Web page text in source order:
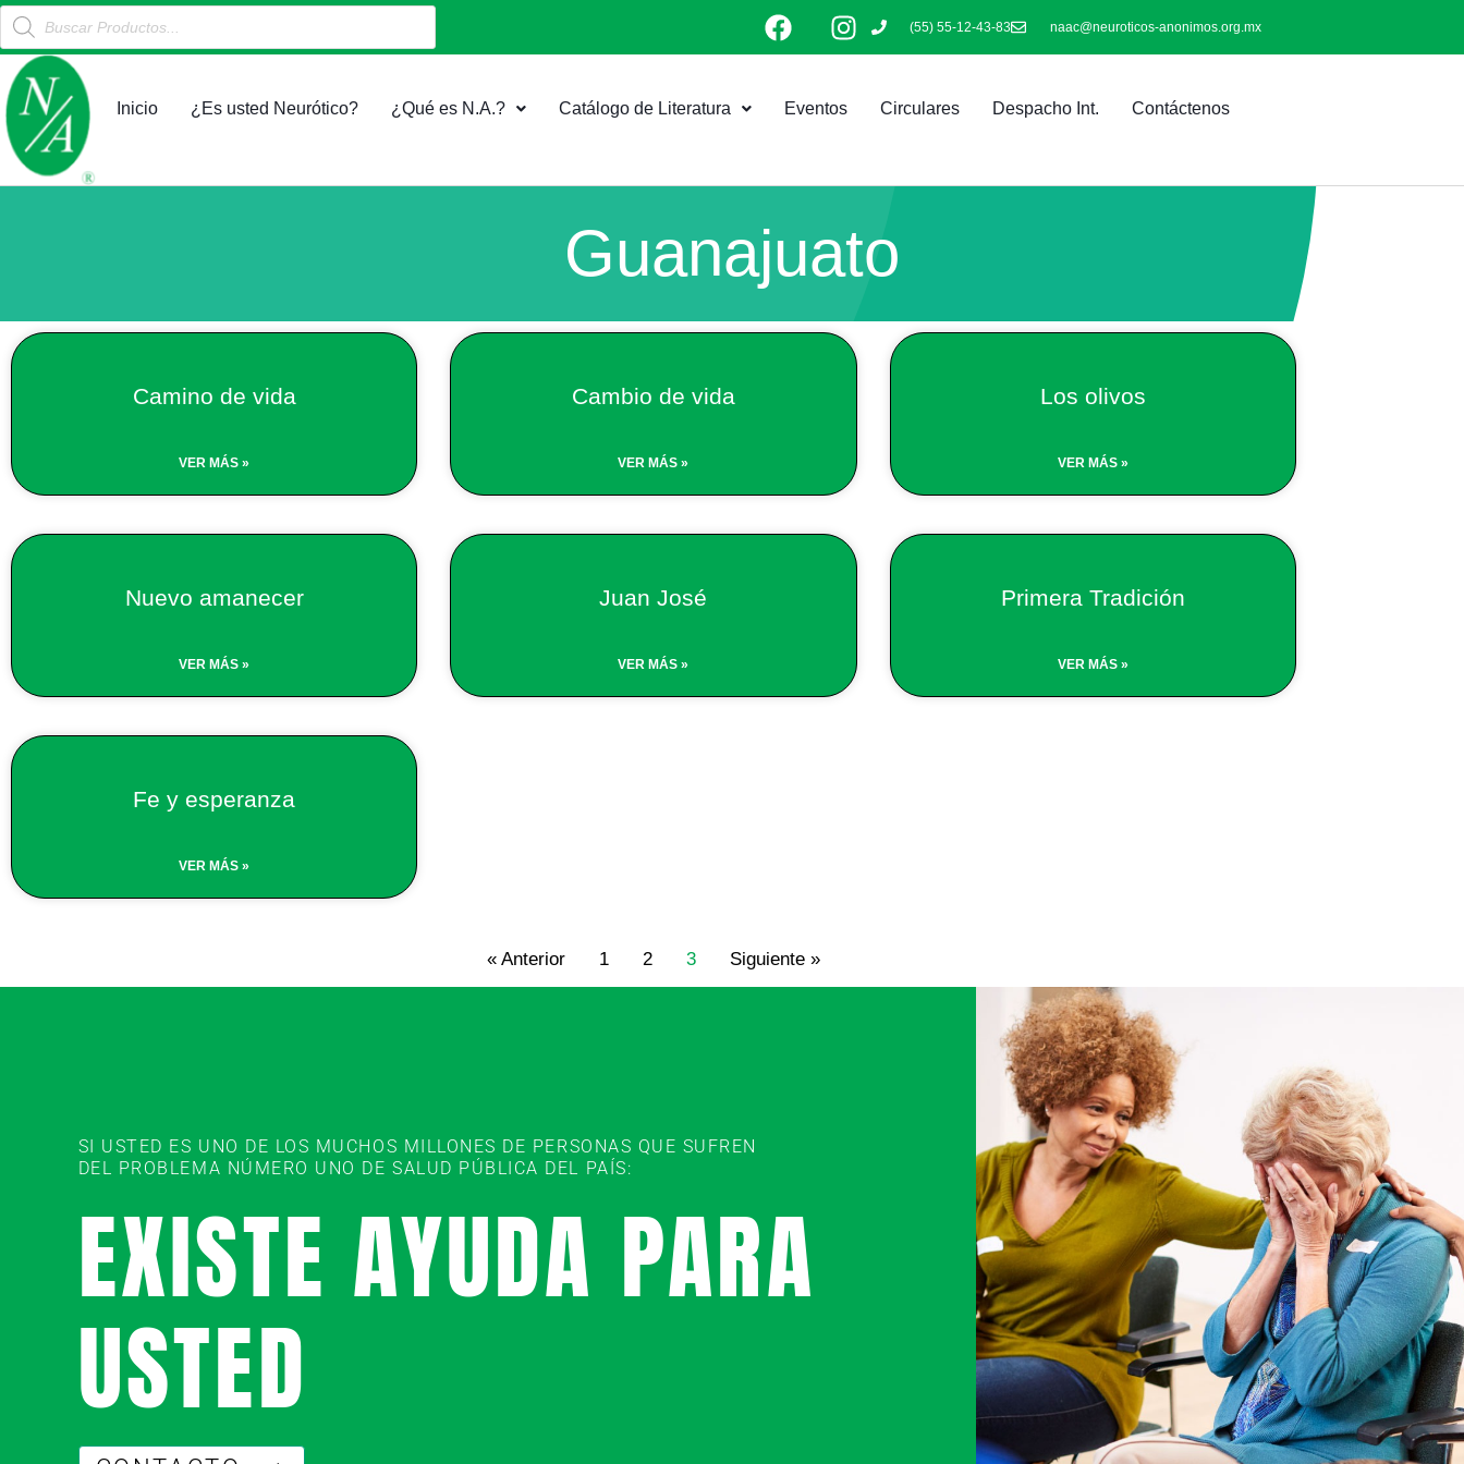
al
contenido
Products
search
F
a
e
b
I
n
a
m
(55) 55-12-43-83 naac@neuroticos-anonimos.org.mx
Inicio ¿Es usted Neurótico? ¿Qué es N.A.? Catálogo de Literatura Eventos Circulares Despacho Int. Contáctenos
Guanajuato
Camino de vida
VER MÁS »
Cambio de vida
VER MÁS »
Los olivos
VER MÁS »
Nuevo amanecer
VER MÁS »
Juan José
VER MÁS »
Primera Tradición
VER MÁS »
Fe y esperanza
VER MÁS »
« Anterior 1 2 3 Siguiente »
SI USTED ES UNO DE LOS MUCHOS MILLONES DE PERSONAS QUE SUFREN
DEL PROBLEMA NÚMERO UNO DE SALUD PÚBLICA DEL PAÍS:
EXISTE AYUDA PARA
USTED